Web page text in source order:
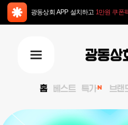
광동상회 APP 설치하고 1만원 쿠폰
홈 베스트 특가 브랜
keyVisual